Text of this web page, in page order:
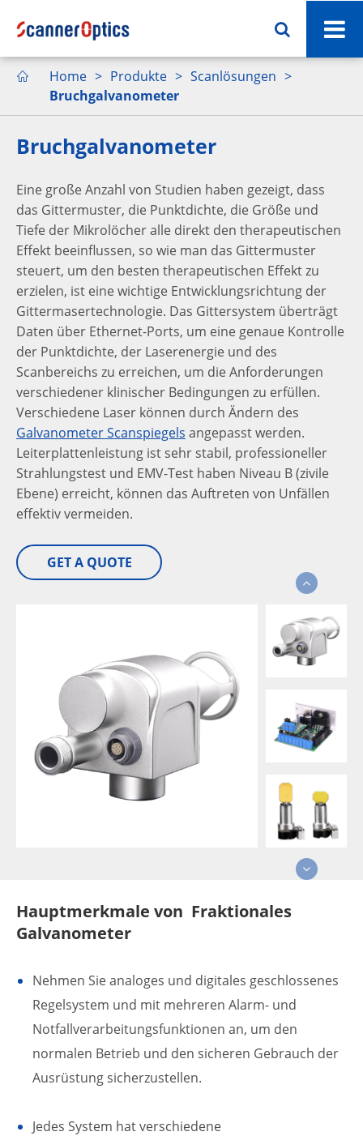
 Home Produkte
Scanlösungen
Bruchgalvanometer
Bruchgalvanometer
Eine große Anzahl von Studien haben gezeigt, dass
das Gittermuster, die Punktdichte, die Größe und
Tiefe der Mikrolöcher alle direkt den therapeutischen
Effekt beeinflussen, so wie man das Gittermuster
steuert, um den besten therapeutischen Effekt zu
erzielen, ist eine wichtige Entwicklungsrichtung der
Gittermasertechnologie. Das Gittersystem überträgt
Daten über Ethernet-Ports, um eine genaue Kontrolle
der Punktdichte, der Laserenergie und des
Scanbereichs zu erreichen, um die Anforderungen
verschiedener klinischer Bedingungen zu erfüllen.
Verschiedene Laser können durch Ändern des
Galvanometer Scanspiegels angepasst werden.
Leiterplattenleistung ist sehr stabil, professioneller
Strahlungstest und EMV-Test haben Niveau B (zivile
Ebene) erreicht, können das Auftreten von Unfällen
effektiv vermeiden.
GET A QUOTE
Hauptmerkmale von Fraktionales
Galvanometer
Nehmen Sie analoges und digitales geschlossenes
Regelsystem und mit mehreren Alarm- und
Notfallverarbeitungsfunktionen an, um den
normalen Betrieb und den sicheren Gebrauch der
Ausrüstung sicherzustellen.
Jedes System hat verschiedene